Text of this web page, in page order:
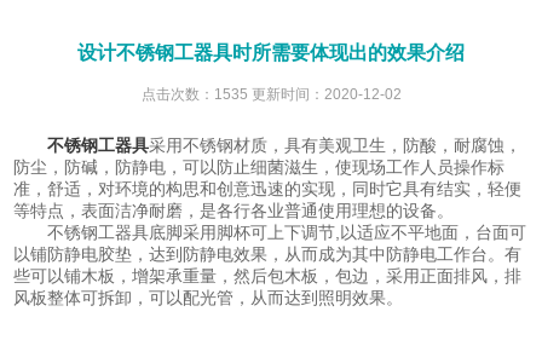
设计不锈钢工器具时所需要体现出的效果介绍
点击次数：1535 更新时间：2020-12-02
不锈钢工器具采用不锈钢材质，具有美观卫生，防酸，耐腐蚀，
防尘，防碱，防静电，可以防止细菌滋生，使现场工作人员操作标
准，舒适，对环境的构思和创意迅速的实现，同时它具有结实，轻便
等特点，表面洁净耐磨，是各行各业普通使用理想的设备。
不锈钢工器具底脚采用脚杯可上下调节,以适应不平地面，台面可
以铺防静电胶垫，达到防静电效果，从而成为其中防静电工作台。有
些可以铺木板，增架承重量，然后包木板，包边，采用正面排风，排
风板整体可拆卸，可以配光管，从而达到照明效果。